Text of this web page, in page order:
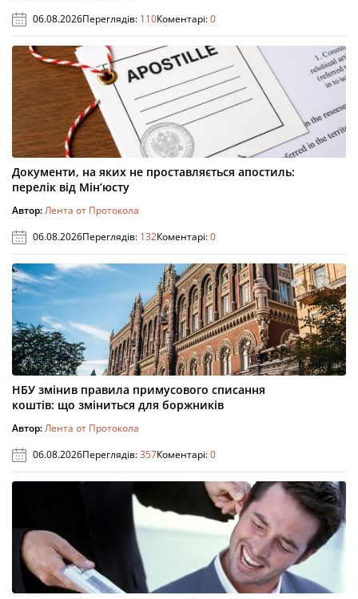
06.08.2026Переглядів: 110Коментарі:0
Документи, на яких не проставляється апостиль:
перелік від Мін’юсту
Автор:Лента от Протокола
06.08.2026Переглядів: 132Коментарі:0
НБУ змінив правила примусового списання
коштів: що зміниться для боржників
Автор:Лента от Протокола
06.08.2026Переглядів:357Коментарі:0